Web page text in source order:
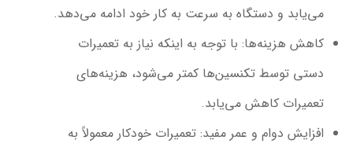
می‌یابد و دستگاه به سرعت به کار خود ادامه می‌دهد.
کاهش هزینه‌ها: با توجه به اینکه نیاز به تعمیرات
دستی توسط تکنسین‌ها کمتر می‌شود، هزینه‌های
تعمیرات کاهش می‌یابد.
افزایش دوام و عمر مفید: تعمیرات خودکار معمولاً به